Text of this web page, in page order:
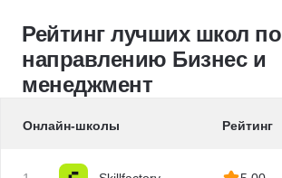
Авторское право
Семейное право
Рекламное право
Международное право
Рейтинг лучших школ по
направлению Бизнес и
менеджмент
Онлайн-школы Рейтинг